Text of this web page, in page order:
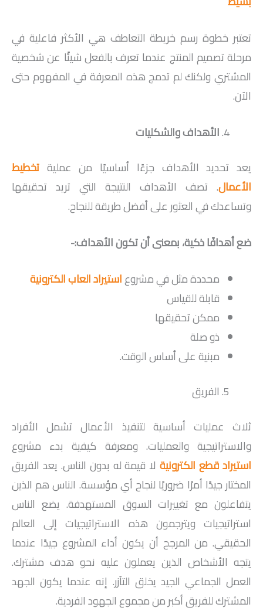
تعتبر خطوة رسم خريطة التعاطف هي الأكثر فاعلية في
مرحلة تصميم المنتج عندما تعرف بالفعل شيئًا عن شخصية
المشتري ولكنك لم تدمج هذه المعرفة في المفهوم حتى
الآن.
الأهداف والشكليات
يعد تحديد الأهداف جزءًا أساسيًا من عملية تخطيط
الأعمال. تصف الأهداف النتيجة التي تريد تحقيقها
وتساعدك في العثور على أفضل طريقة للنجاح.
ضع أهدافًا ذكية، بمعنى أن تكون الأهداف:-
محددة مثل في مشروعاستيراد العاب الكترونية
قابلة للقياس
ممكن تحقيقها
ذو صلة
مبنية على أساس الوقت.
الفريق
ثلاث عمليات أساسية لتنفيذ الأعمال تشمل الأفراد
والاستراتيجية والعمليات. ومعرفة كيفية بدء مشروع
استيراد قطع الكترونية لا قيمة له بدون الناس. يعد الفريق
المختار جيدًا أمرًا ضروريًا لنجاح أي مؤسسة. الناس هم الذين
يتفاعلون مع تغييرات السوق المستهدفة. يضع الناس
استراتيجيات ويترجمون هذه الاستراتيجيات إلى العالم
الحقيقي. من المرجح أن يكون أداء المشروع جيدًا عندما
يتجه الأشخاص الذين يعملون عليه نحو هدف مشترك.
العمل الجماعي الجيد يخلق التآزر. إنه عندما يكون الجهد
المشترك للفريق أكبر من مجموع الجهود الفردية.